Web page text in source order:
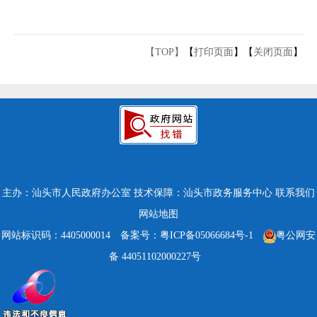
【TOP】 【打印页面 】【 关闭页面 】
主办：汕头市人民政府办公室 技术保障：汕头市政务服务中心 联系我们
网站地图
网站标识码：4405000014
备案号：粤ICP备05066684号-1
粤公网安
备 44051102000227号